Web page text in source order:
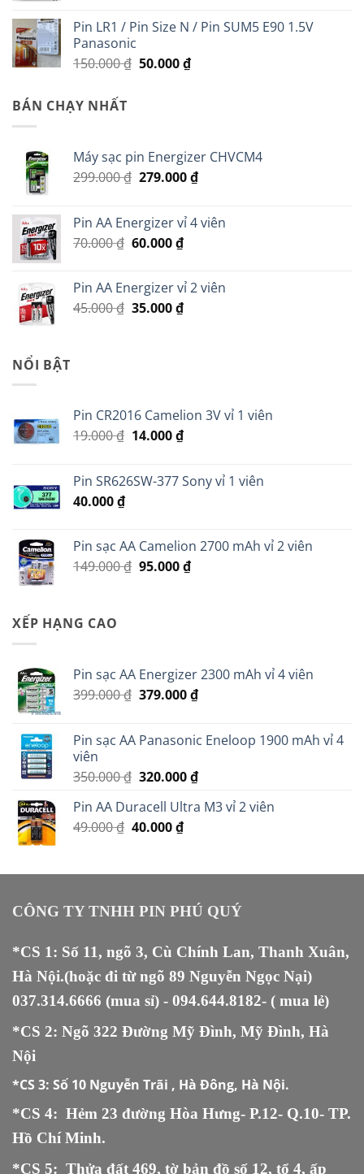
Pin LR1 / Pin Size N / Pin SUM5 E90 1.5V
Panasonic
150.000₫ Giá
50.000₫Giá
BÁN CHẠY NHẤT
Máy sạc pin Energizer CHVCM4
299.000₫ Giá
299.000 ₫.
279.000₫Giá
là:
Pin AA Energizer vỉ 4 viên
70.000₫ Giá
70.000 ₫.
60.000₫Giá
là:
60.000 ₫.
Pin AA Energizer vỉ 2 viên
45.000₫ Giá
35.000₫Giá
NỔI BẬT
Pin CR2016 Camelion 3V vỉ 1 viên
19.000₫ Giá
19.000 ₫.
14.000₫Giá
là:
Pin SR626SW-377 Sony vỉ 1 viên
40.000₫
Pin sạc AA Camelion 2700 mAh vỉ 2 viên
149.000₫ Giá
95.000₫Giá
XẾP HẠNG CAO
Pin sạc AA Energizer 2300 mAh vỉ 4 viên
399.000₫ Giá
399.000 ₫.
379.000₫Giá
là:
Pin sạc AA Panasonic Eneloop 1900 mAh vỉ 4
viên
350.000₫ Giá
là:
350.000 ₫.
320.000₫Giá
tại
Pin AA Duracell Ultra M3 vỉ 2 viên
49.000₫ Giá
49.000 ₫.
40.000₫Giá
là:
CÔNG TY TNHH PIN PHÚ QUÝ
*CS 1: Số 11, ngõ 3, Cù Chính Lan, Thanh Xuân,
Hà Nội.(hoặc đi từ ngõ 89 Nguyễn Ngọc Nại)
037.314.6666 (mua sỉ) - 094.644.8182- ( mua lẻ)
*CS 2: Ngõ 322 Đường Mỹ Đình, Mỹ Đình, Hà
Nội
*CS 3: Số 10 Nguyễn Trãi , Hà Đông, Hà Nội.
*CS 4: Hẻm 23 đường Hòa Hưng- P.12- Q.10- TP.
Hồ Chí Minh.
*CS 5: Thửa đất 469, tờ bản đồ số 12, tổ 4, ấp